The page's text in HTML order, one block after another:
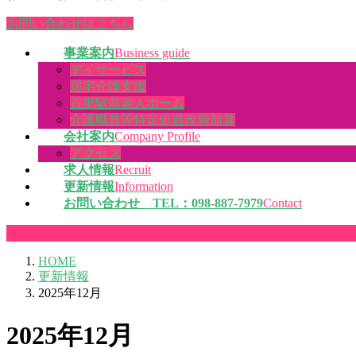
お問い合わせはこちら
事業案内Business guide
デイサービス
居宅介護支援
首里駅前老人ホーム
介護職員等特定処遇改善加算
会社案内Company Profile
アクセス
求人情報Recruit
更新情報Information
お問い合わせ TEL：098-887-7979Contact
HOME
更新情報
2025年12月
2025年12月